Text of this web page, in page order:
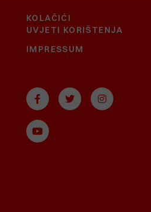
KOLAČIĆI
UVJETI KORIŠTENJA
IMPRESSUM